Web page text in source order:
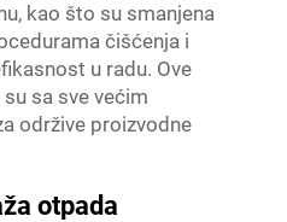
kao što su smanjena
čišćenja i
u radu. Ove
sa sve većim
održive proizvodne
otpada